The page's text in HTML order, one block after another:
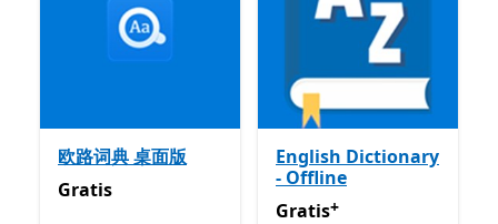
欧路词典 桌面版
Gratis
Gratis
English Dictionary
- Offline
GratisMet in-app
Gratis+